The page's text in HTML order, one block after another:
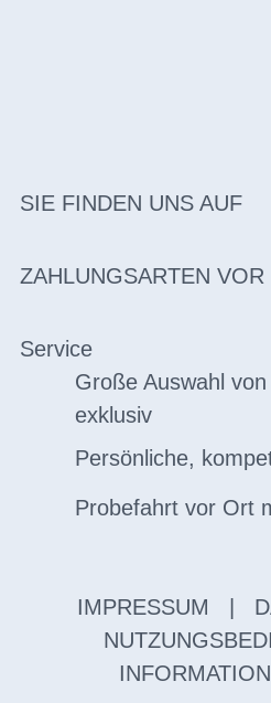
SIE FINDEN UNS AUF
ZAHLUNGSARTEN VOR
Service
Große Auswahl
exklusiv
Persönliche,
Probefahrt vor Ort
IMPRESSUM